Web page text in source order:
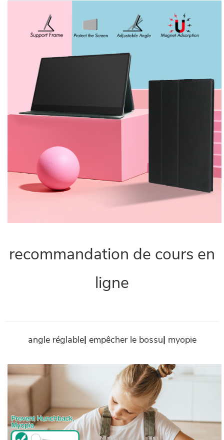
recommandation de cours en
ligne
angle réglable| empêcher le bossu| myopie